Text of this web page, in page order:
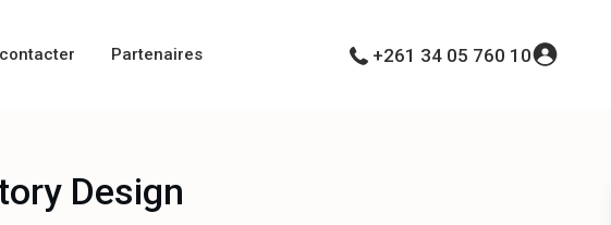
Partenaires +261 34 05 760 10
Design